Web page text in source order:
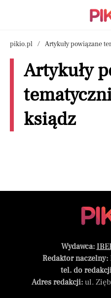
pikio.pl Artykuły powiązane
Artykuły
ksiądz
Wydawca:
Redaktor naczelny:
tel. do
Adres redakcji:ul.